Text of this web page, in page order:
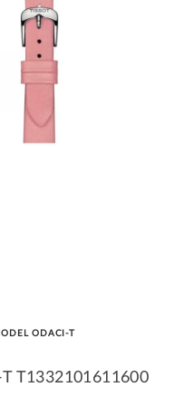
ODACI-T
T1332101611600